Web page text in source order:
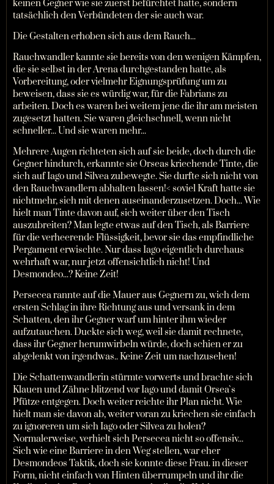
keinen Gegner wie sie zuerst befürchtet hatte, sondern
tatsächlich den Verbündeten der sie auch war.
Die Gestalten erhoben sich aus dem Rauch...
Rauchwandler kannte sie bereits von den wenigen Kämpfen,
die sie selbst in der Arena durchgestanden hatte, als
Vorbereitung, oder vielmehr Eignungsprüfung um zu
beweisen, dass sie es würdig war, für die Fabrians zu
arbeiten. Doch es waren bei weitem jene die ihr am meisten
zugesetzt hatten. Sie waren gleichschnell, wenn nicht
schneller... Und sie waren mehr...
Mehrere Augen richteten sich auf sie beide, doch durch die
Gegner hindurch, erkannte sie Orseas kriechende Tinte, die
sich auf Iago und Silvea zubewegte. Sie durfte sich nicht von
den Rauchwandlern abhalten lassen!< soviel Kraft hatte sie
nichtmehr, sich mit denen auseinanderzusetzen. Doch... Wie
hielt man Tinte davon auf, sich weiter über den Tisch
auszubreiten? Man legte etwas auf den Tisch, als Barriere
für die verheerende Flüssigkeit, bevor sie das empfindliche
Pergament erwischte. Nur dass Iago eigentlich durchaus
wehrhaft war, nur jetzt offensichtlich nicht! Und
Desmondeo...? Keine Zeit!
Persecea rannte auf die Mauer aus Gegnern zu, wich dem
ersten Schlag in ihre Richtung aus und versank in dem
Schatten, den ihr Gegner warf um hinter ihm wieder
aufzutauchen. Duckte sich weg, weil sie damit rechnete,
dass ihr Gegner herumwirbeln würde, doch schien er zu
abgelenkt von irgendwas.. Keine Zeit um nachzusehen!
Die Schattenwandlerin stürmte vorwerts und brachte sich
Klauen und Zähne blitzend vor Iago und damit Orsea`s
Pfütze entgegen. Doch weiter reichte ihr Plan nicht. Wie
hielt man sie davon ab, weiter voran zu kriechen sie einfach
zu ignoreren um sich Iago oder Silvea zu holen?
Normalerweise, verhielt sich Persecea nicht so offensiv...
Sich wie eine Barriere in den Weg stellen, war eher
Desmondeos Taktik, doch sie konnte diese Frau. in dieser
Form, nicht einfach von Hinten überrumpeln und ihr die